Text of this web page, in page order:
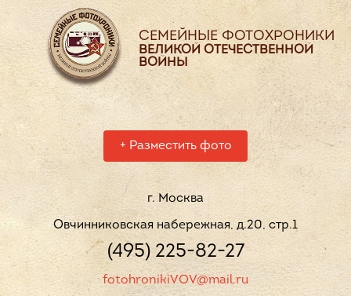
СЕМЕЙНЫЕ ФОТОХРОНИКИ
ВЕЛИКОЙ ОТЕЧЕСТВЕННОЙ
ВОЙНЫ
+ Разместить фото
г. Москва
Овчинниковская набережная, д.20, стр.1
(495) 225-82-27
fotohronikiVOV@mail.ru